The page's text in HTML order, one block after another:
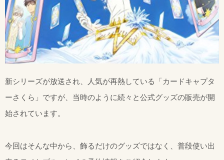
新シリーズが放送され、人気が再熱している「カードキャプタ
ーさくら」ですが、当時のように続々と公式グッズの販売が開
始されています。
今回はそんな中から、飾るだけのグッズではなく、普段使い出